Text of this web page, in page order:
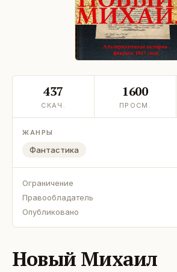
437
СКАЧ.
1600
ПРОСМ.
ЖАНРЫ
Фантастика
Ограничение
Правообладатель
Опубликовано
Новый Михаил